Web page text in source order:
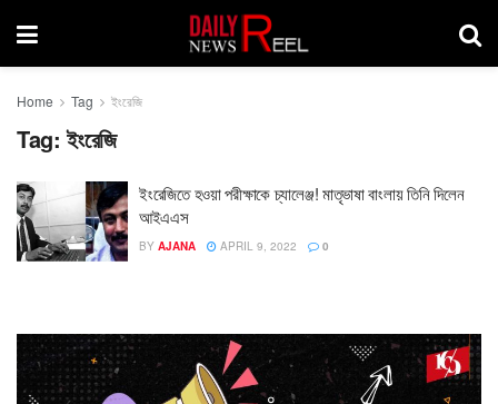
Home Tag ইংরেজি
Tag:ইংরেজি
ইংরেজিতে হওয়া পরীক্ষাকে চ্যালেঞ্জ! মাতৃভাষা বাংলায় তিনি দিলেন
আইএএস
BY AJANA APRIL 9, 2022 0